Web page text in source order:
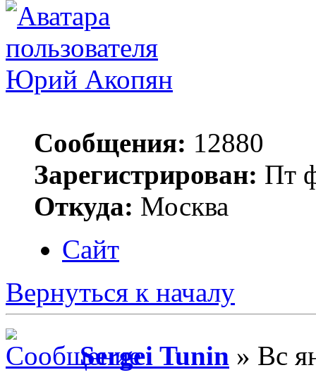
Юрий Акопян
Сообщения: 12880
Зарегистрирован: Пт
Откуда: Москва
Сайт
Вернуться к началу
Sergei Tunin » Вс